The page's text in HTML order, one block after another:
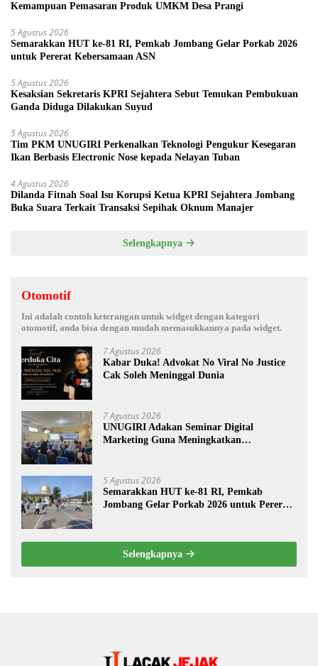
Kemampuan Pemasaran Produk UMKM Desa Prangi
5 Agustus 2026
Semarakkan HUT ke-81 RI, Pemkab Jombang Gelar Porkab 2026
untuk Pererat Kebersamaan ASN
5 Agustus 2026
Kesaksian Sekretaris KPRI Sejahtera Sebut Temukan Pembukuan
Ganda Diduga Dilakukan Suyud
5 Agustus 2026
Tim PKM UNUGIRI Perkenalkan Teknologi Pengukur Kesegaran
Ikan Berbasis Electronic Nose kepada Nelayan Tuban
4 Agustus 2026
Dilanda Fitnah Soal Isu Korupsi Ketua KPRI Sejahtera Jombang
Buka Suara Terkait Transaksi Sepihak Oknum Manajer
Selengkapnya
Otomotif
Ini adalah contoh keterangan untuk widget dengan kategori
otomotif, anda bisa dengan mudah memasukkannya pada widget.
7 Agustus 2026
Kabar Duka! Advokat No Viral No Justice
Cak Soleh Meninggal Dunia
7 Agustus 2026
UNUGIRI Adakan Seminar Digital
Marketing Guna Meningkatkan
5 Agustus 2026
Semarakkan HUT ke-81 RI, Pemkab
Jombang Gelar Porkab 2026 untuk Pererat
Selengkapnya